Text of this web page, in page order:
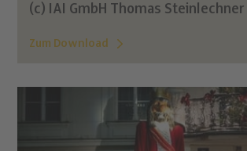
(c) IAI GmbH Thomas Steinlechner
Zum Download